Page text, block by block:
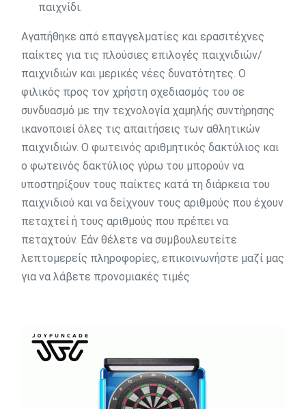
παιχνίδι.
Αγαπήθηκε από επαγγελματίες και ερασιτέχνες
παίκτες για τις πλούσιες επιλογές παιχνιδιών/
παιχνιδιών και μερικές νέες δυνατότητες. Ο
φιλικός προς τον χρήστη σχεδιασμός του σε
συνδυασμό με την τεχνολογία χαμηλής συντήρησης
ικανοποιεί όλες τις απαιτήσεις των αθλητικών
παιχνιδιών. Ο φωτεινός αριθμητικός δακτύλιος και
ο φωτεινός δακτύλιος γύρω του μπορούν να
υποστηρίξουν τους παίκτες κατά τη διάρκεια του
παιχνιδιού και να δείχνουν τους αριθμούς που έχουν
πεταχτεί ή τους αριθμούς που πρέπει να
πεταχτούν. Εάν θέλετε να συμβουλευτείτε
λεπτομερείς πληροφορίες, επικοινωνήστε μαζί μας
για να λάβετε προνομιακές τιμές